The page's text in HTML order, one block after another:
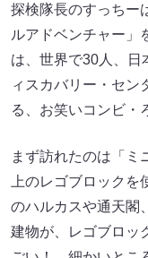
探検隊長のすっちー
ルアドベンチャー」
は、世界で30人、日
ィスカバリー・セン
る、お笑いコンビ・
まず訪れたのは「ミ
上のレゴブロック
のハルカスや通天閣
建物が、レゴブロッ